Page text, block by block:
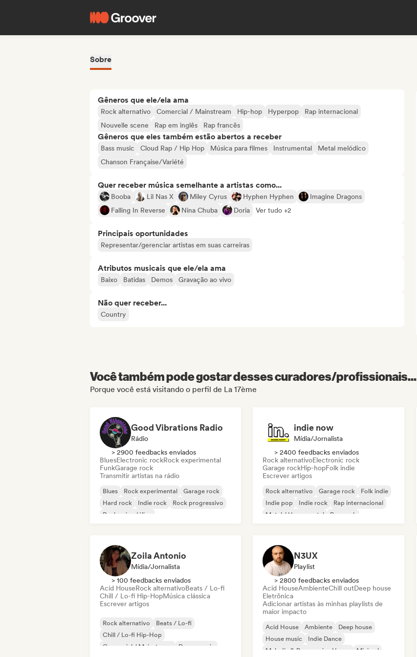
Sobre
Gêneros que ele/ela ama
Rock alternativo Comercial / Mainstream Hip-hop Hyperpop
Rap internacional
Nouvelle scene
Rap em inglês Rap francês
Gêneros que eles também estão abertos a receber
Bass music Cloud Rap / Hip Hop Música para filmes Instrumental
Metal melódico
Chanson Française/Variété
Quer receber música semelhante a artistas como...
Booba Lil Nas X Miley Cyrus Hyphen Hyphen
Imagine Dragons
Falling In Reverse
Nina Chuba Doria Ver tudo +2
Principais oportunidades
Representar/gerenciar artistas em suas carreiras
Atributos musicais que ele/ela ama
Baixo Batidas Demos Gravação ao vivo
Não quer receber...
Country
Você também pode gostar desses curadores/profissionais...
Porque você está visitando o perfil de La 17ème
Good Vibrations Radio
Rádio
> 2900 feedbacks enviados
BluesElectronic rockRock experimental
FunkGarage rock
Transmitir artistas na rádio
Blues Rock experimental
Garage rock
Hard rock
Indie rock
Rock progressivo
Rock psicodélico
indie now
Mídia/Jornalista
> 2400 feedbacks enviados
Rock alternativoElectronic rock
Garage rockHip-hopFolk indie
Escrever artigos
Rock alternativo Garage rock
Folk indie
Indie pop
Indie rock
Rap internacional
Metal / Heavy metal
Pop rock
Zoila Antonio
Mídia/Jornalista
> 100 feedbacks enviados
Acid HouseRock alternativoBeats / Lo-fi
Chill / Lo-fi Hip-HopMúsica clássica
Escrever artigos
Rock alternativo
Beats / Lo-fi
Chill / Lo-fi Hip-Hop
Comercial / Mainstream
Dance music
N3UX
Playlist
> 2800 feedbacks enviados
Acid HouseAmbienteChill outDeep house
Eletrônica
Adicionar artistas às minhas playlists de
maior impacto
Acid House Ambiente
Deep house
House music
Indie Dance
Melodic & Progressive House
Minimal